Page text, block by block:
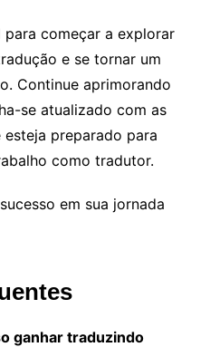
começar a explorar
e se tornar um
Continue aprimorando
se atualizado com as
preparado para
como tradutor.
em sua jornada
ganhar traduzindo